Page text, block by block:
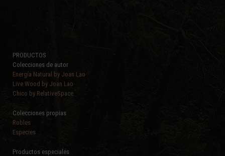
PRODUCTOS
Colecciones de autor
Energía Natural by Joan Lao
Live Wood by Joan Lao
Chico by RelativeSpace
Colecciones propias
Robles
Especies
Productos especiales